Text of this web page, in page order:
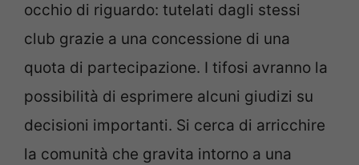
occhio di riguardo: tutelati dagli stessi
club grazie a una concessione di una
quota di partecipazione. I tifosi avranno la
possibilità di esprimere alcuni giudizi su
decisioni importanti. Si cerca di arricchire
la comunità che gravita intorno a una